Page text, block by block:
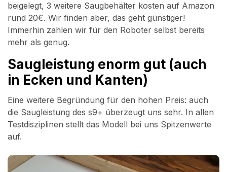
beigelegt, 3 weitere Saugbehälter kosten auf Amazon
rund 20€. Wir finden aber, das geht günstiger!
Immerhin zahlen wir für den Roboter selbst bereits
mehr als genug.
Saugleistung enorm gut (auch
in Ecken und Kanten)
Eine weitere Begründung für den hohen Preis: auch
die Saugleistung des s9+ überzeugt uns sehr. In allen
Testdisziplinen stellt das Modell bei uns Spitzenwerte
auf.